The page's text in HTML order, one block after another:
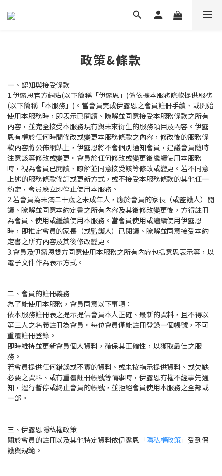
政策&條款
一、認知與接受條款
1.伊露恩官方網站(以下簡稱「伊露恩」)係依據本服務條款提供服務
(以下簡稱「本服務」)。當會員完成伊露恩之會員註冊手續、或開始
使用本服務時，即表示已閱讀、瞭解並同意接受本服務條款之所有
內容，並完全接受本服務現有與未來衍生的服務項目及內容。伊露
恩有權於任何時間修改或變更本服務條款之內容，修改後的服務條
款內容將公佈網站上，伊露恩將不會個別通知會員，建議會員隨時
注意該等修改或變更。會員於任何修改或變更後繼續使用本服務
時，視為會員已閱讀、瞭解並同意接受該等修改或變更。若不同意
上述的服務條款修訂或更新方式，或不接受本服務條款的其他任一
約定，會員應立即停止使用本服務。
2.若會員為未滿二十歲之未成年人，應於會員的家長（或監護人）閱
讀、瞭解並同意本約定書之所有內容及其後修改變更後，方得註冊
為會員、使用或繼續使用本服務。當會員使用或繼續使用伊露恩
時，即推定會員的家長（或監護人）已閱讀、瞭解並同意接受本約
定書之所有內容及其後修改變更。
3.會員及伊露恩雙方同意使用本服務之所有內容包括意思表示等，以
電子文件作為表示方式。
二、會員的註冊義務
為了能使用本服務，會員同意以下事項：
依本服務註冊表之提示提供會員本人正確、最新的資料，且不得以
第三人之名義註冊為會員。每位會員僅能註冊登錄一個帳號，不可
重覆註冊登錄。
即時維持並更新會員個人資料，確保其正確性，以獲取最佳之服
務。
若會員提供任何錯誤或不實的資料、或未按指示提供資料、或欠缺
必要之資料、或有重覆註冊帳號等情事時，伊露恩有權不經事先通
知，逕行暫停或終止會員的帳號，並拒絕會員使用本服務之全部或
一部。
三、伊露恩隱私權政策
關於會員的註冊以及其他特定資料依伊露恩「隱私權政策 」受到保
護與規範。